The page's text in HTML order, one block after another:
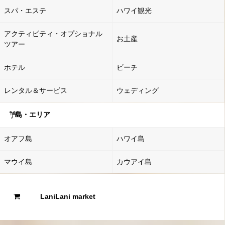
スパ・エステ ハワイ観光
アクティビティ・オプショナル
ツアー
お土産
ホテル ビーチ
レンタル＆サービス ウェディング
島・エリア
オアフ島 ハワイ島
マウイ島 カウアイ島
LaniLani market